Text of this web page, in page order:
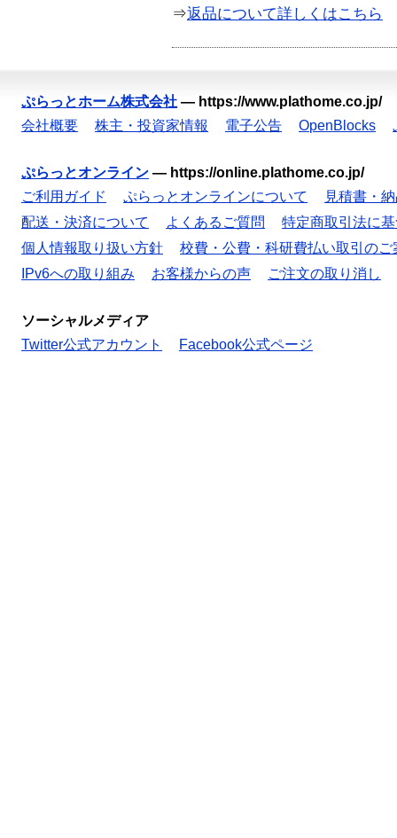
⇒返品について詳しくはこちら
ぷらっとホーム株式会社 — https://www.plathome.co.jp/
会社概要
株主・投資家情報 電子公告 OpenBlocks
ぷらっとオンライン — https://online.plathome.co.jp/
ご利用ガイド
ぷらっとオンラインについて
見積書・
配送・決済について
よくあるご質問
特定商取引法に
個人情報取り扱い方針
校費・公費・科研費払い取引のご
IPv6への取り組み
お客様からの声 ご注文の取り消し
ソーシャルメディア
Twitter公式アカウント
Facebook公式ページ